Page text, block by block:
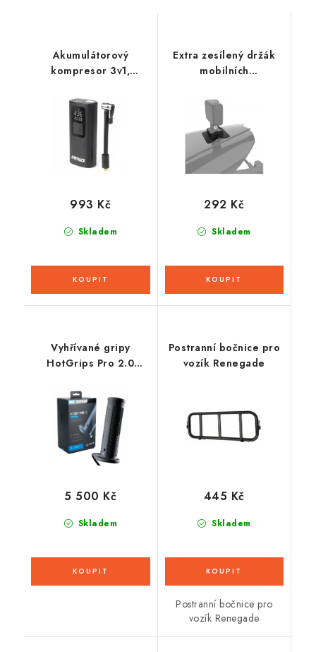
Akumulátorový
kompresor 3v1,
powerbanka, LED
Skladem
993 Kč
Extra zesílený držák
mobilních
CLIQR, sada pro
přilepení do plochy
pomocí oboustranné
pásky, OXFORD
Skladem
292 Kč
Vyhřívané gripy
HotGrips Pro 2.0
(integrované ovládání)
Skladem
5 500 Kč
Postranní bočnice pro
vozík Renegade
Skladem
445 Kč
Postranní bočnice pro
vozík Renegade